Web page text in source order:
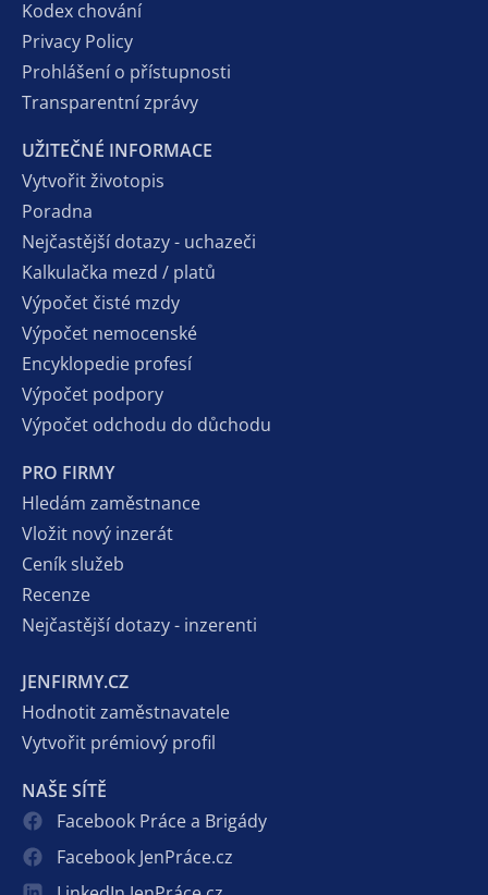
Kodex chování
Privacy Policy
Prohlášení o přístupnosti
Transparentní zprávy
UŽITEČNÉ INFORMACE
Vytvořit životopis
Poradna
Nejčastější dotazy - uchazeči
Kalkulačka mezd / platů
Výpočet čisté mzdy
Výpočet nemocenské
Encyklopedie profesí
Výpočet podpory
Výpočet odchodu do důchodu
PRO FIRMY
Hledám zaměstnance
Vložit nový inzerát
Ceník služeb
Recenze
Nejčastější dotazy - inzerenti
JENFIRMY.CZ
Hodnotit zaměstnavatele
Vytvořit prémiový profil
NAŠE SÍTĚ
Facebook Práce a Brigády
Facebook JenPráce.cz